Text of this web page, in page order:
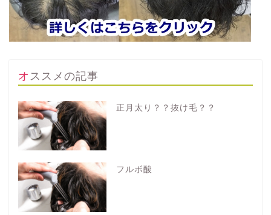
オススメの記事
正月太り？？抜け毛？？
フルボ酸